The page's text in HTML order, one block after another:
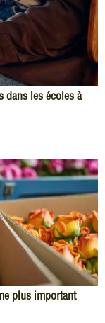
dans les écoles à
plus important